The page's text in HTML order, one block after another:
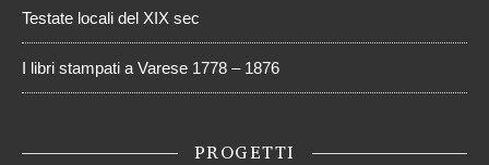
Testate locali del XIX sec
I libri stampati a Varese 1778 – 1876
PROGETTI